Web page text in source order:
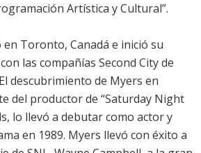
Artística y Cultural”.
en Toronto, Canadá e inició su
las compañías Second City de
descubrimiento de Myers en
del productor de “Saturday Night
lo llevó a debutar como actor y
en 1989. Myers llevó con éxito a